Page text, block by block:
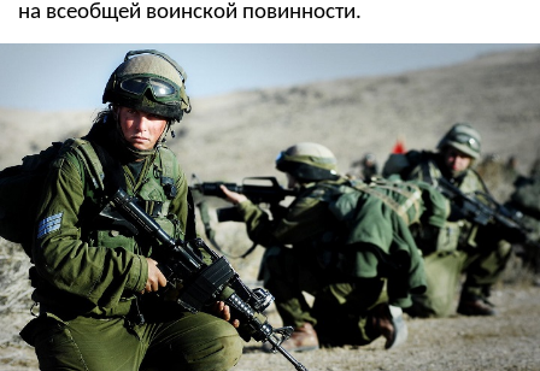
на всеобщей воинской повинности.